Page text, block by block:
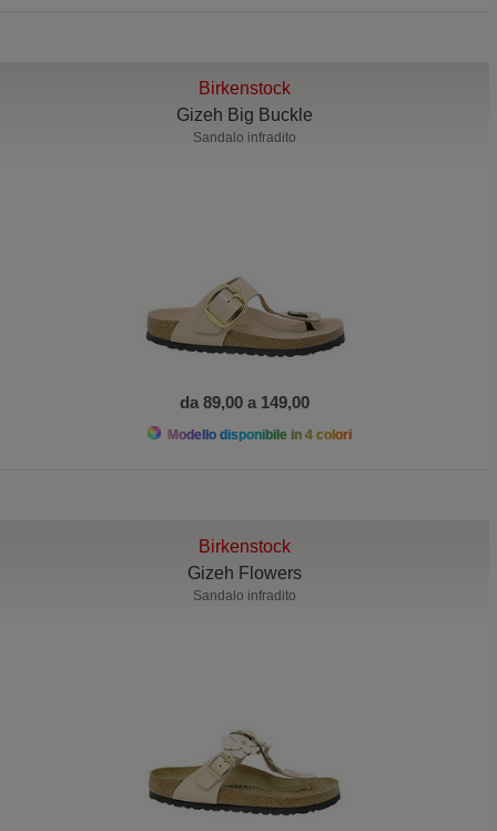
Birkenstock
Gizeh Big Buckle
Sandalo infradito
da 89,00 a 149,00
Modello disponibile in 4 colori
Birkenstock
Gizeh Flowers
Sandalo infradito